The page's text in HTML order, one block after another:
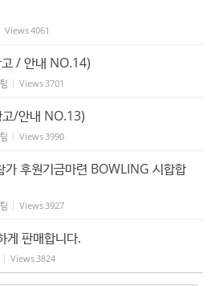
Views4061
/ 안내 NO.14)
Views3701
/안내 NO.13)
Views3990
후원기금마련 BOWLING 시합합
Views3927
게 판매합니다.
Views3824